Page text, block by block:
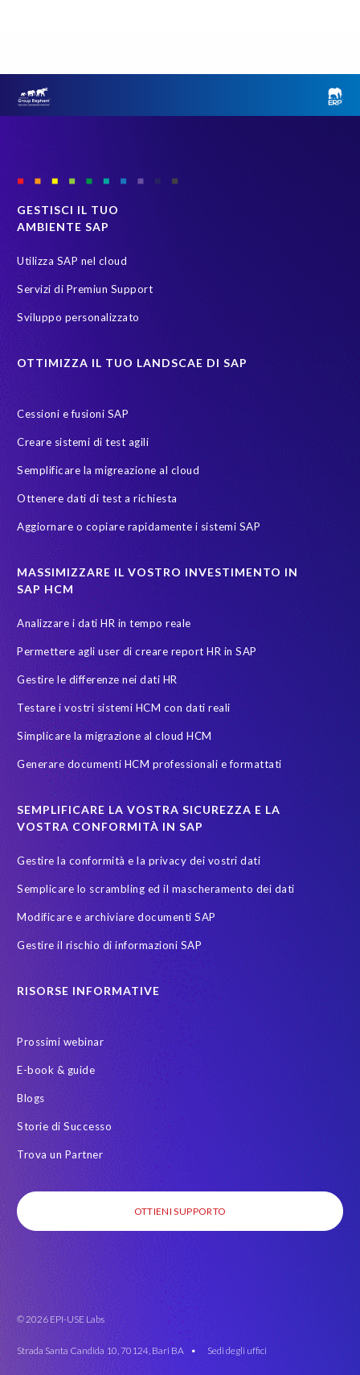
GESTISCI IL TUO
AMBIENTE SAP
Utilizza SAP nel cloud
Servizi di Premiun Support
Sviluppo personalizzato
OTTIMIZZA IL TUO LANDSCAE DI SAP
Cessioni e fusioni SAP
Creare sistemi di test agili
Semplificare la migreazione al cloud
Ottenere dati di test a richiesta
Aggiornare o copiare rapidamente i sistemi SAP
MASSIMIZZARE IL VOSTRO INVESTIMENTO IN
SAP HCM
Analizzare i dati HR in tempo reale
Permettere agli user di creare report HR in SAP
Gestire le differenze nei dati HR
Testare i vostri sistemi HCM con dati reali
Simplicare la migrazione al cloud HCM
Generare documenti HCM professionali e formattati
SEMPLIFICARE LA VOSTRA SICUREZZA E LA
VOSTRA CONFORMITÀ IN SAP
Gestire la conformità e la privacy dei vostri dati
Semplicare lo scrambling ed il mascheramento dei dati
Modificare e archiviare documenti SAP
Gestire il rischio di informazioni SAP
RISORSE INFORMATIVE
Prossimi webinar
E-book & guide
Blogs
Storie di Successo
Trova un Partner
OTTIENI SUPPORTO
© 2026 EPI-USE Labs
Strada Santa Candida 10, 70124, Bari BA • Sedi degli uffici